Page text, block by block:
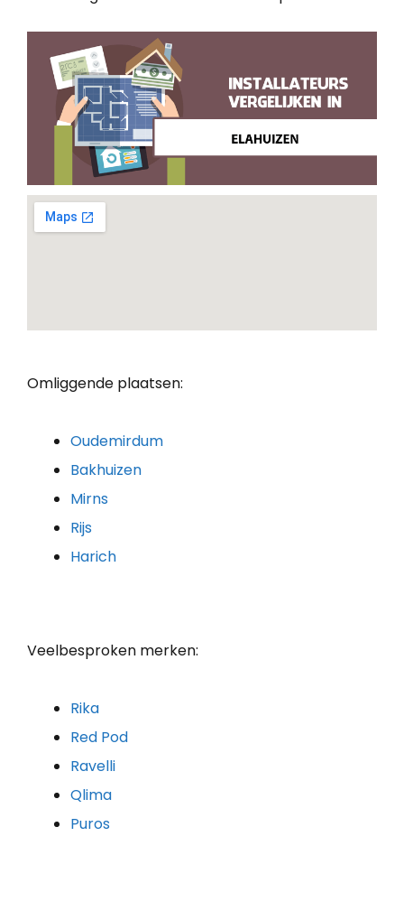
Omliggende plaatsen:
Oudemirdum
Bakhuizen
Mirns
Rijs
Harich
Veelbesproken merken:
Rika
Red Pod
Ravelli
Qlima
Puros